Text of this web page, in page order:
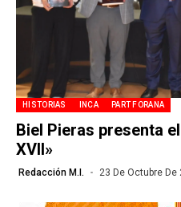
HISTORIAS INCA PART FORANA
Biel Pieras presenta
XVII»
Redacción M.I. 23 De Octubre De